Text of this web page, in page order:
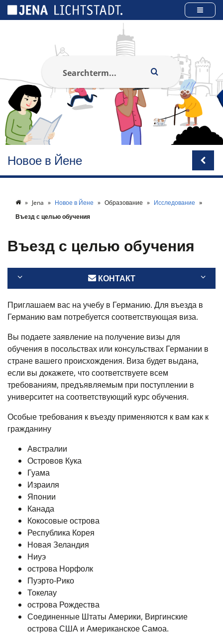
Новое в Йене
Jena Новое в Йене Образование
Исследование
Въезд с целью обучения
Въезд с целью обучения
КОНТАКТ
Приглашаем вас на учебу в Германию. Для въезда в
Германию вам потребуется соответствующая виза.
Вы подаете заявление на получение визы для
обучения в посольствах или консульствах Германии в
стране вашего происхождения. Виза будет выдана,
если вы докажете, что соответствуете всем
требованиям, предъявляемым при поступлении в
университет на соответствующий курс обучения.
Особые требования к въезду применяются к вам как к
гражданину
Австралии
Островов Кука
Гуама
Израиля
Японии
Канада
Кокосовые острова
Республика Корея
Новая Зеландия
Ниуэ
острова Норфолк
Пуэрто-Рико
Токелау
острова Рождества
Соединенные Штаты Америки, Виргинские
острова США и Американское Самоа.
Панель управления cookies